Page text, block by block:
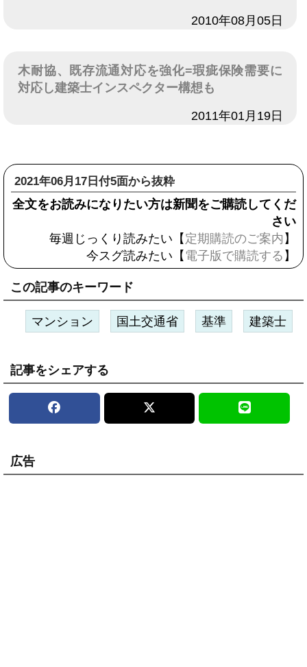
2010年08月05日
木耐協、既存流通対応を強化=瑕疵保険需要に
対応し建築士インスペクター構想も
2011年01月19日
2021年06月17日付5面から抜粋
全文をお読みになりたい方は新聞をご購読してくだ
さい
毎週じっくり読みたい【 定期購読のご案内 】
今スグ読みたい【 電子版で購読する 】
この記事のキーワード
マンション 国土交通省 基準 建築士
記事をシェアする
広告